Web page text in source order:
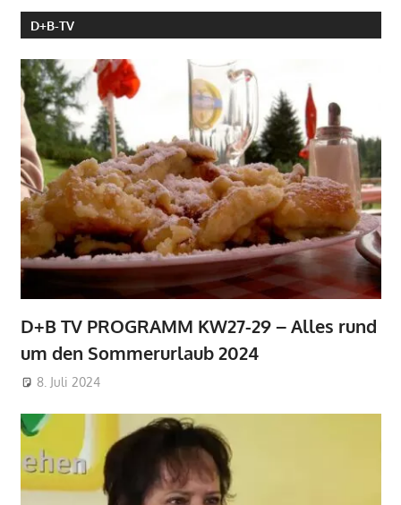
D+B-TV
D+B TV PROGRAMM KW27-29 – Alles rund
um den Sommerurlaub 2024
8. Juli 2024